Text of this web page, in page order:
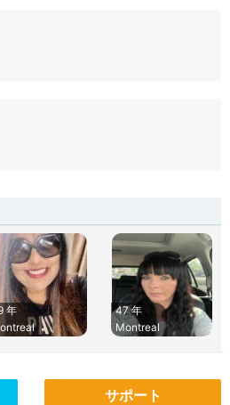
年
47 年
Montreal
サポート